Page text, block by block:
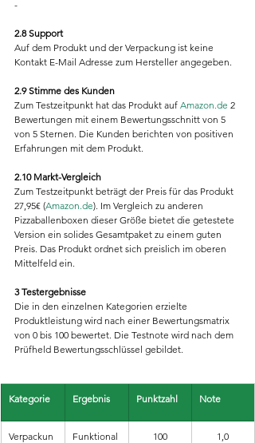
-
2.8 Support
Auf dem Produkt und der Verpackung ist keine
Kontakt E-Mail Adresse zum Hersteller angegeben.
2.9 Stimme des Kunden
Zum Testzeitpunkt hat das Produkt auf Amazon.de 2
Bewertungen mit einem Bewertungsschnitt von 5
von 5 Sternen. Die Kunden berichten von positiven
Erfahrungen mit dem Produkt.
2.10 Markt-Vergleich
Zum Testzeitpunkt beträgt der Preis für das Produkt
27,95€ (Amazon.de). Im Vergleich zu anderen
Pizzaballenboxen dieser Größe bietet die getestete
Version ein solides Gesamtpaket zu einem guten
Preis. Das Produkt ordnet sich preislich im oberen
Mittelfeld ein.
3 Testergebnisse
Die in den einzelnen Kategorien erzielte
Produktleistung wird nach einer Bewertungsmatrix
von 0 bis 100 bewertet. Die Testnote wird nach dem
Prüfheld Bewertungsschlüssel gebildet.
Kategorie Ergebnis Punktzahl Note
Verpackun
Funktional
100 1,0